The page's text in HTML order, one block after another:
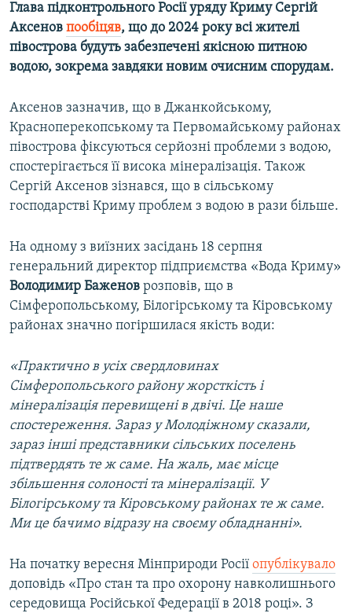
Усі сайти RFE/RL
Глава підконтрольного Росії уряду Криму Сергій
Аксенов пообіцяв, що до 2024 року всі жителі
півострова будуть забезпечені якісною питною
водою, зокрема завдяки новим очисним спорудам.
Аксенов зазначив, що в Джанкойському,
Красноперекопському та Первомайському районах
півострова фіксуються серйозні проблеми з водою,
спостерігається її висока мінералізація. Також
Сергій Аксенов зізнався, що в сільському
господарстві Криму проблем з водою в рази більше.
На одному з виїзних засідань 18 серпня
генеральний директор підприємства «Вода Криму»
Володимир Баженов розповів, що в
Сімферопольському, Білогірському та Кіровському
районах значно погіршилася якість води:
«Практично в усіх свердловинах
Сімферопольського району жорсткість і
мінералізація перевищені в двічі. Це наше
спостереження. Зараз у Молодіжному сказали,
зараз інші представники сільських поселень
підтвердять те ж саме. На жаль, має місце
збільшення солоності та мінералізації. У
Білогірському та Кіровському районах те ж саме.
Ми це бачимо відразу на своєму обладнанні».
На початку вересня Мінприроди Росії опублікувало
доповідь «Про стан та про охорону навколишнього
середовища Російської Федерації в 2018 році». З